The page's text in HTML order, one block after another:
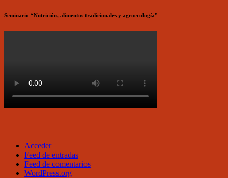
Seminario “Nutrición, alimentos tradicionales y agroecología”
–
Acceder
Feed de entradas
Feed de comentarios
WordPress.org